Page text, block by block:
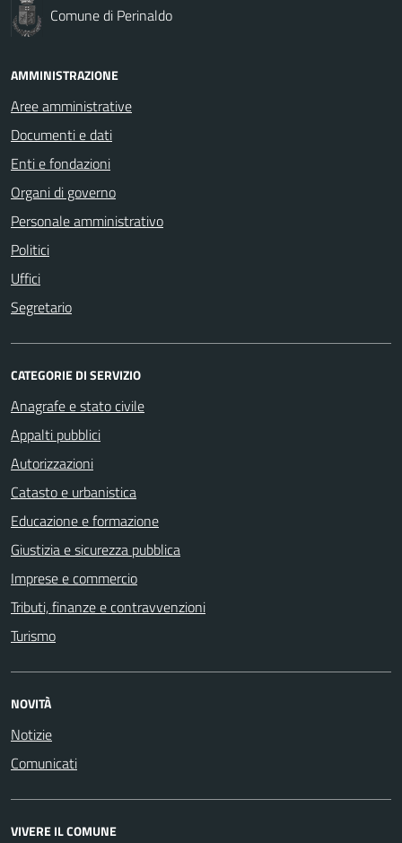
Comune di Perinaldo
AMMINISTRAZIONE
Aree amministrative
Documenti e dati
Enti e fondazioni
Organi di governo
Personale amministrativo
Politici
Uffici
Segretario
CATEGORIE DI SERVIZIO
Anagrafe e stato civile
Appalti pubblici
Autorizzazioni
Catasto e urbanistica
Educazione e formazione
Giustizia e sicurezza pubblica
Imprese e commercio
Tributi, finanze e contravvenzioni
Turismo
NOVITÀ
Notizie
Comunicati
VIVERE IL COMUNE